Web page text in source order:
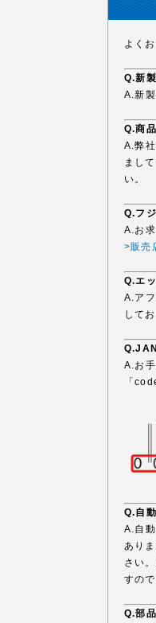
よく
Q.新
A.新
Q.商
A.弊
まし
い。
Q.フ
A.お
>販売
Q.エ
A.ア
して
A.お
「
Q.自
A.自
あり
さい
すの
Q.部